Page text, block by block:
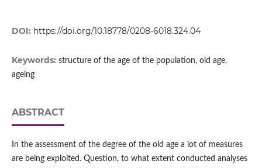
DOI: https://doi.org/10.18778/0208-6018.324.04
Keywords: structure of the age of the population, old age,
ageing
ABSTRACT
In the assessment of the degree of the old age a lot of measures
are being exploited. Question, to what extent conducted analyses